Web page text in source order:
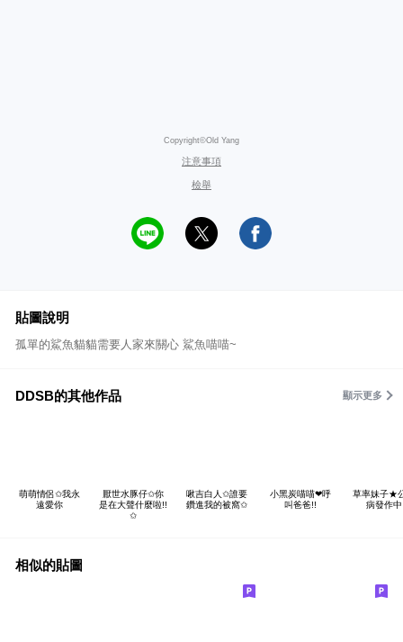
Copyright©Old Yang
注意事項
檢舉
貼圖說明
孤單的鯊魚貓貓需要人家來關心 鯊魚喵喵~
DDSB的其他作品 顯示更多
萌萌情侶✩我永
遠愛你
厭世水豚仔✩你
是在大聲什麼啦!!
✩
啾吉白人✩誰要
鑽進我的被窩✩
小黑炭喵喵❤呼
叫爸爸!!
草率妹子★
病發作中
相似的貼圖